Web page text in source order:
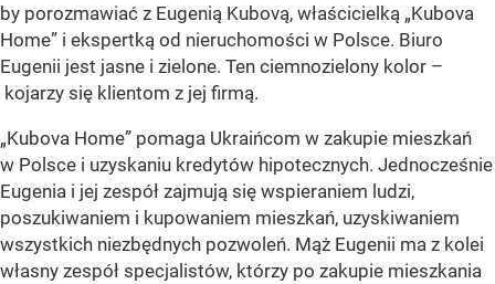
by porozmawiać z Eugenią Kubovą, właścicielką „Kubova
Home” i ekspertką od nieruchomości w Polsce. Biuro
Eugenii jest jasne i zielone. Ten ciemnozielony kolor –
kojarzy się klientom z jej firmą.
„Kubova Home” pomaga Ukraińcom w zakupie mieszkań
w Polsce i uzyskaniu kredytów hipotecznych. Jednocześnie
Eugenia i jej zespół zajmują się wspieraniem ludzi,
poszukiwaniem i kupowaniem mieszkań, uzyskiwaniem
wszystkich niezbędnych pozwoleń. Mąż Eugenii ma z kolei
własny zespół specjalistów, którzy po zakupie mieszkania